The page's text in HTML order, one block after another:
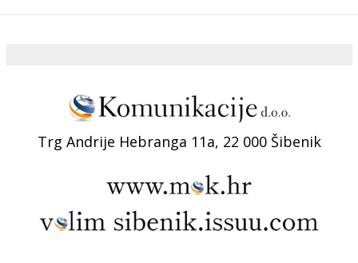
Trg Andrije Hebranga 11a, 22 000 Šibenik